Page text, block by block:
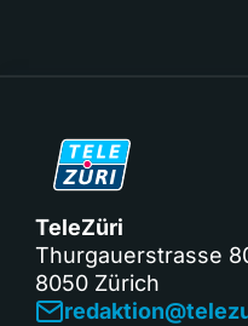
TeleZüri
Thurgauerstrasse
8050 Zürich